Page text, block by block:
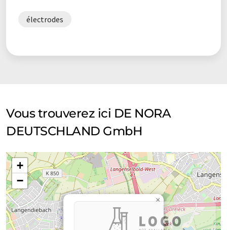
électrodes
Vous trouverez ici DE NORA
DEUTSCHLAND GmbH
×
+
−